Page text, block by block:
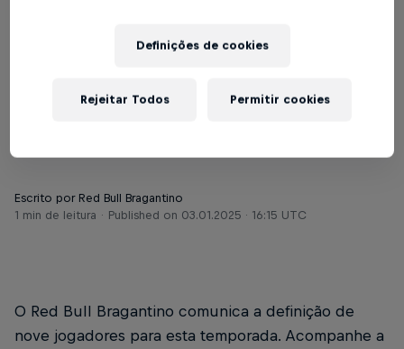
Red Bull Bragantino
tiveram definições
Escrito por Red Bull Bragantino
1 min de leitura
Published on 03.01.2025 · 16:15 UTC
O Red Bull Bragantino comunica a definição de
nove jogadores para esta temporada. Acompanhe a
Definições de cookies
Rejeitar Todos Permitir cookies